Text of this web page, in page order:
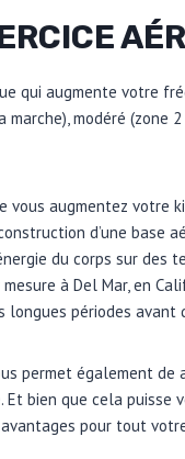
qui augmente votre
modéré (zone
vous augmentez votre
d’une base
du corps sur des
à Del Mar, en
longues périodes
permet également
bien que cela
pour tout